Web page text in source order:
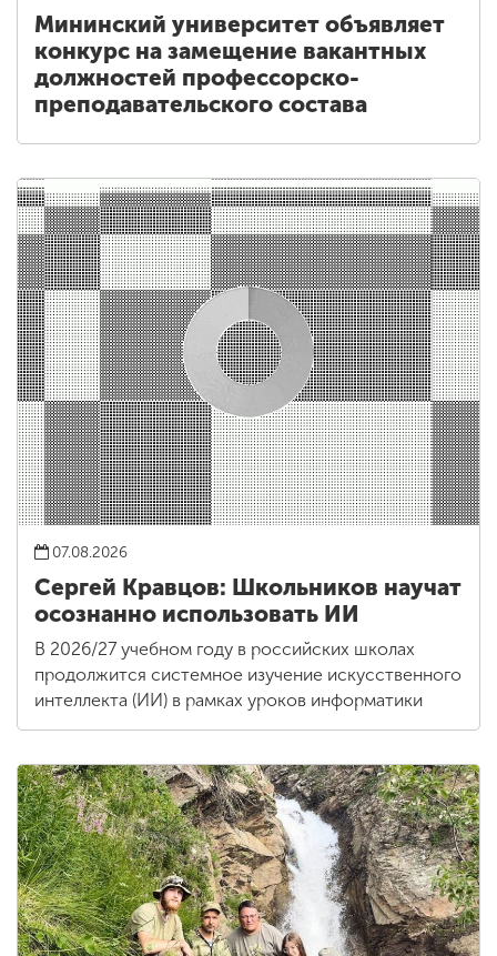
Мининский университет объявляет
конкурс на замещение вакантных
должностей профессорско-
преподавательского состава
07.08.2026
Сергей Кравцов: Школьников научат
осознанно использовать ИИ
В 2026/27 учебном году в российских школах
продолжится системное изучение искусственного
интеллекта (ИИ) в рамках уроков информатики